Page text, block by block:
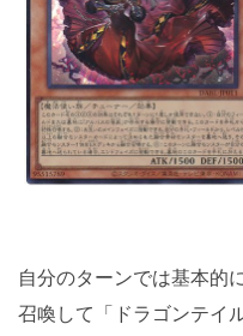
自分のターンでは基本的
召喚して「ドラゴンテイ